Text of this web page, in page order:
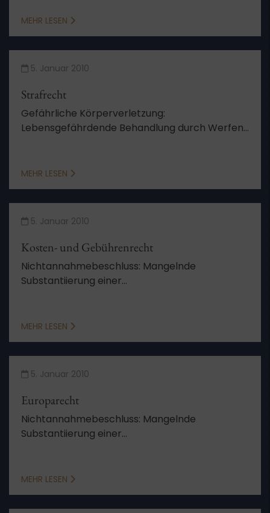
MEHR LESEN
5. Januar 2010
Strafrecht
Gefährliche Körperverletzung:
Lebensgefährdende Behandlung durch Werfen
MEHR LESEN
5. Januar 2010
Kosten- und Gebührenrecht
Nichtannahmebeschluss: Mangelnde
Substantiierung einer
Verfassungsbeschwerde
MEHR LESEN
5. Januar 2010
Europarecht
Nichtannahmebeschluss: Mangelnde
Substantiierung einer
angegriffener Entscheidung – Zu den
Auseinandersetzung“ mit angegriffenem Urteil
MEHR LESEN